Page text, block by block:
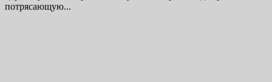
потрясающую...